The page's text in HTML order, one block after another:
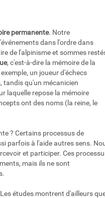
permanente. Notre
dans l'ordre dans
de l'alpinisme et sommes
, c'est-à-dire la mémoire de la
un joueur d'échecs
tandis qu'un mécanicien
laquelle repose la mémoire
ont des noms (la reine, le
? Certains processus de
parfois à l'aide autres sens.
et participer. Ces
mais ils ne sont
études montrent d'ailleurs